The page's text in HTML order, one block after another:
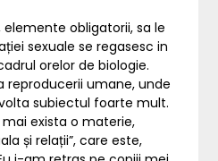
elemente obligatorii, sa le
sexuale se regasesc in
orelor de biologie.
reproducerii umane, unde
subiectul foarte mult.
mai exista o materie,
și relații”, care este,